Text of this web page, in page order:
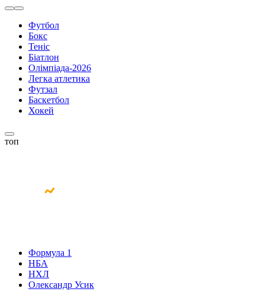
Футбол
Бокс
Теніс
Біатлон
Олімпіада-2026
Легка атлетика
Футзал
Баскетбол
Хокей
топ
Формула 1
НБА
НХЛ
Олександр Усик